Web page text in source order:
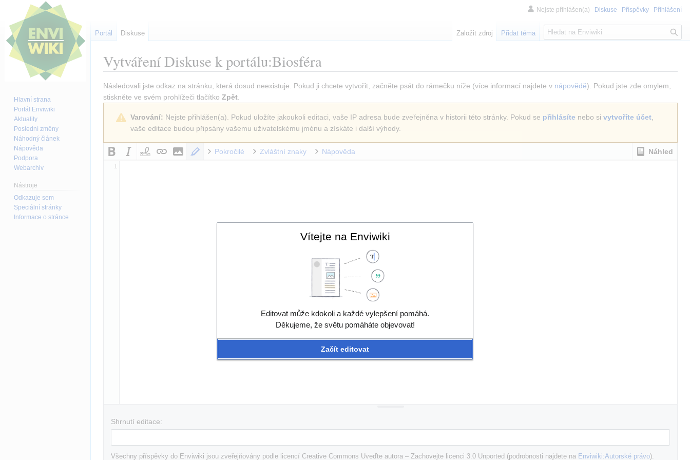
VytvářeníDiskuse k portálu:Biosféra
Skočit
na
Skočit
na
Následovali jste odkaz na stránku, která dosud neexistuje. Pokud ji chcete vytvořit, začněte psát do rámečku níže (více informací najdete v nápovědě). Pokud jste zde omylem,
stiskněte ve svém prohlížeči tlačítko Zpět.
Varování: Nejste přihlášen(a). Pokud uložíte jakoukoli editaci, vaše IP adresa bude zveřejněna v historii této stránky. Pokud se přihlásíte nebo si vytvoříte účet,
vaše editace budou připsány vašemu uživatelskému jménu a získáte i další výhody.
Náhled
Pokročilé Zvláštní znaky Nápověda
1
Shrnutí editace:
Všechny příspěvky do Enviwiki jsou zveřejňovány podle licencí Creative Commons Uveďte autora – Zachovejte licenci 3.0 Unported (podrobnosti najdete na Enviwiki:Autorské právo).
Nejste přihlášen(a) Diskuse Příspěvky Přihlášení
Portál Diskuse Založit zdroj Přidat téma
H
l
á
n
í
Hlavní strana
Portál Enviwiki
Aktuality
Poslední změny
Náhodný článek
Nápověda
Podpora
Webarchiv
Nástroje
Odkazuje sem
Speciální stránky
Informace o stránce
Vítejte na Enviwiki
Editovat může kdokoli a každé vylepšení pomáhá.
Děkujeme, že světu pomáháte objevovat!
Začít editovat